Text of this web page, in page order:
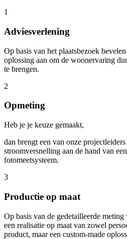
1
Adviesverlening
Op basis van het plaatsbezoek
oplossing aan om de woonervaring
te brengen.
2
Opmeting
Heb je je keuze gemaakt,
dan brengt een van onze
stroomversnelling aan de hand van
fotomeetsysteem.
3
Productie op maat
Op basis van de gedetailleerde
een realisatie op maat van zowel
product, maar een custom-made